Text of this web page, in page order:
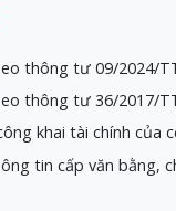
thông tư 09/2024/
thông tư 36/2017/
khai tài chính của
tin cấp văn bằng,